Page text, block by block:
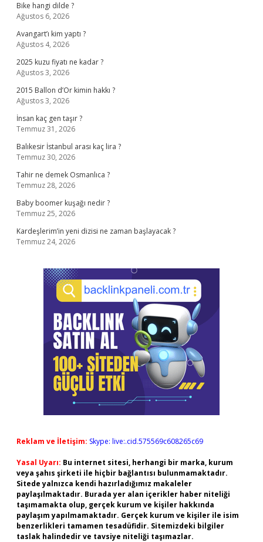
Bike hangi dilde ?
Ağustos 6, 2026
Avangart’ı kim yaptı ?
Ağustos 4, 2026
2025 kuzu fiyatı ne kadar ?
Ağustos 3, 2026
2015 Ballon d’Or kimin hakkı ?
Ağustos 3, 2026
İnsan kaç gen taşır ?
Temmuz 31, 2026
Balıkesir İstanbul arası kaç lira ?
Temmuz 30, 2026
Tahir ne demek Osmanlıca ?
Temmuz 28, 2026
Baby boomer kuşağı nedir ?
Temmuz 25, 2026
Kardeşlerim’in yeni dizisi ne zaman başlayacak ?
Temmuz 24, 2026
Reklam ve İletişim: Skype: live:.cid.575569c608265c69
Yasal Uyarı: Bu internet sitesi, herhangi bir marka, kurum
veya şahıs şirketi ile hiçbir bağlantısı bulunmamaktadır.
Sitede yalnızca kendi hazırladığımız makaleler
paylaşılmaktadır. Burada yer alan içerikler haber niteliği
taşımamakta olup, gerçek kurum ve kişiler hakkında
paylaşım yapılmamaktadır. Gerçek kurum ve kişiler ile isim
benzerlikleri tamamen tesadüfidir. Sitemizdeki bilgiler
taslak halindedir ve tavsiye niteliği taşımazlar.